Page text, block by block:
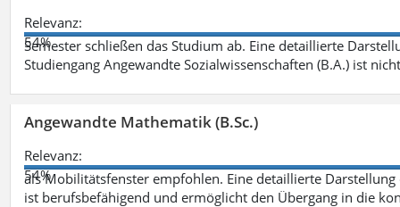
Relevanz:
54%
Semester schließen das Studium ab. Eine detaillierte
Studiengang Angewandte Sozialwissenschaften (B.A.) ist
Angewandte Mathematik (B.Sc.)
Relevanz:
54%
als Mobilitätsfenster empfohlen. Eine detaillierte
ist berufsbefähigend und ermöglicht den Übergang in die